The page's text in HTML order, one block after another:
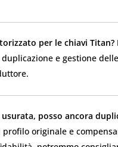
per le chiavi Titan?
e gestione
posso ancora
originale e